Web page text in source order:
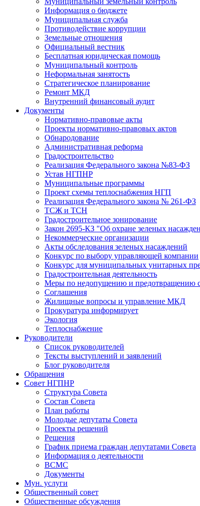
Информация о бюджете
Муниципальная служба
Противодействие коррупции
Земельные отношения
Официальный вестник
Бесплатная юридическая помощь
Муниципальный контроль
Неформальная занятость
Стратегическое планирование
Ремонт МКД
Внутренний финансовый аудит
Документы
Нормативно-правовые акты
Проекты нормативно-правовых актов
Обнародование
Административная реформа
Градостроительство
Реализация Федерального закона №83-ФЗ
Устав НГПНР
Муниципальные программы
Проект схемы теплоснабжения НГП
Реализация Федерального закона № 261-ФЗ
ТСЖ и ТСН
Градостроительное зонирование
Закон 2695-КЗ "Об охране зеленых
Некоммерческие организации
Акты обследования зеленых насаждений
Конкурс по выбору управляющей компании
Конкурс для муниципальных унитарных
Градостроительная деятельность
Меры по недопущению и предотвращению
Соглашения
Жилищные вопросы и управление МКД
Прокуратура информирует
Экология
Теплоснабжение
Руководители
Список руководителей
Тексты выступлений и заявлений
Блог руководителя
Обращения
Совет НГПНР
Структура Совета
Состав Совета
План работы
Молодые депутаты Совета
Проекты решений
Решения
График приема граждан депутатами Совета
Информация о деятельности
ВСМС
Документы
Мун. услуги
Общественный совет
Общественные обсуждения